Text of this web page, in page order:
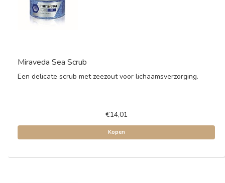
Miraveda Sea Scrub
Een delicate scrub met zeezout voor lichaamsverzorging.
€14,01
Kopen